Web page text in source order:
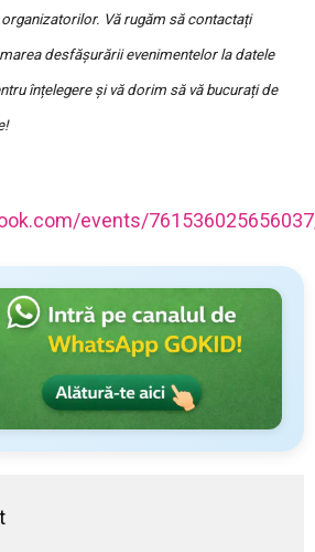
Vă rugăm să contactați
desfășurării evenimentelor la datele
înțelegere și vă dorim să vă bucurați de
events/